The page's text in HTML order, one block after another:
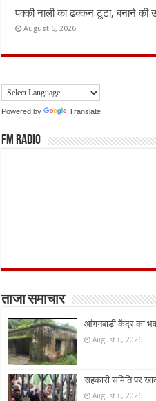
पक्की नाली का ढक्कन टूटा, बनाने की
August 5, 2026
Powered by Translate
FM Radio
ताजा समाचार
आंगनबाड़ी केंद्र का
August 6, 2026
सहकारी समिति पर
August 6, 2026